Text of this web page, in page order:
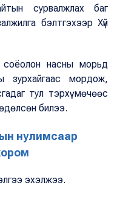
сурвалжлах баг
бэлтгэхээр Хүй
насны морьд
зурхайгаас мордож,
тул тэрхүү мөчөөс
билээ.
нулимсаар
эхэлжээ.